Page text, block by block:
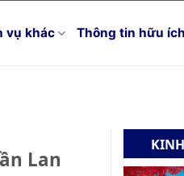
vụ khác Thông tin hữu ích
Lan